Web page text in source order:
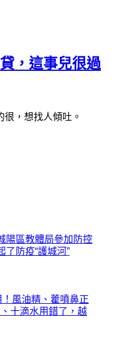
，這事兒很過
的很，想找人傾吐。
陽區教體局參加防控
了防疫“護城河”
！風油精、藿噴鼻正
十滴水用錯了，越